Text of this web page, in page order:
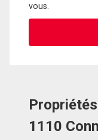
vous.
1110